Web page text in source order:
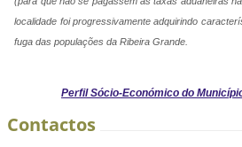
localidade foi progressivamente adquirindo
fuga das populações da Ribeira Grande.
Perfil Sócio-Económico do
Contactos